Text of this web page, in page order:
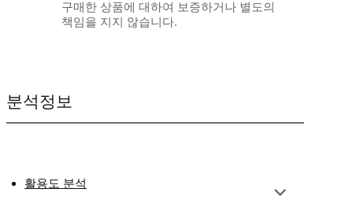
구매한 상품에 대하여 보증하거나 별도의
책임을 지지 않습니다.
분석정보
활용도 분석